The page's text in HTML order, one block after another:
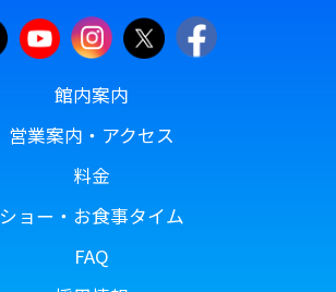
館内案内
営業案内・アクセス
料金
ショー・お食事タイム
FAQ